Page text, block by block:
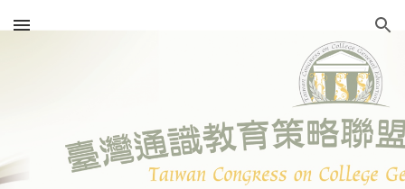
Skip to main content Skip to navigation